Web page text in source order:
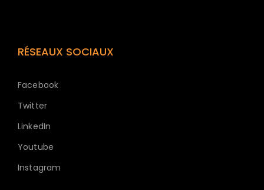
RÉSEAUX SOCIAUX
Facebook
Twitter
LinkedIn
Youtube
Instagram